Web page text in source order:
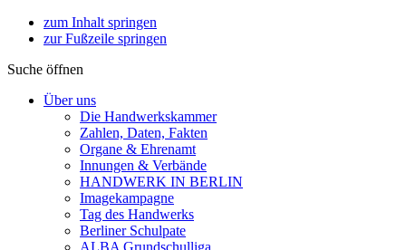
zum Inhalt springen
zur Fußzeile springen
Suche öffnen
Über uns
Die Handwerkskammer
Zahlen, Daten, Fakten
Organe & Ehrenamt
Innungen & Verbände
HANDWERK IN BERLIN
Imagekampagne
Tag des Handwerks
Berliner Schulpate
ALBA Grundschulliga